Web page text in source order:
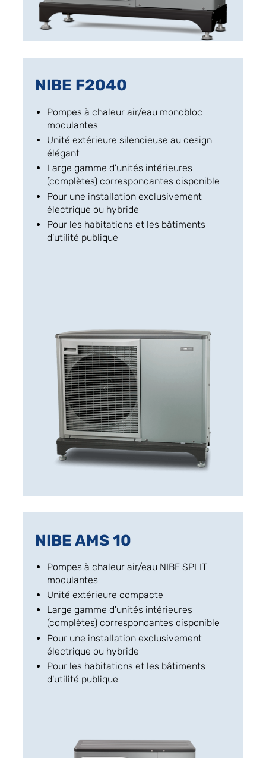
NIBE F2040
Pompes à chaleur air/eau monobloc
modulantes
Unité extérieure silencieuse au design
élégant
Large gamme d'unités intérieures
(complètes) correspondantes disponible
Pour une installation exclusivement
électrique ou hybride
Pour les habitations et les bâtiments
d'utilité publique
NIBE AMS 10
Pompes à chaleur air/eau NIBE SPLIT
modulantes
Unité extérieure compacte
Large gamme d'unités intérieures
(complètes) correspondantes disponible
Pour une installation exclusivement
électrique ou hybride
Pour les habitations et les bâtiments
d'utilité publique